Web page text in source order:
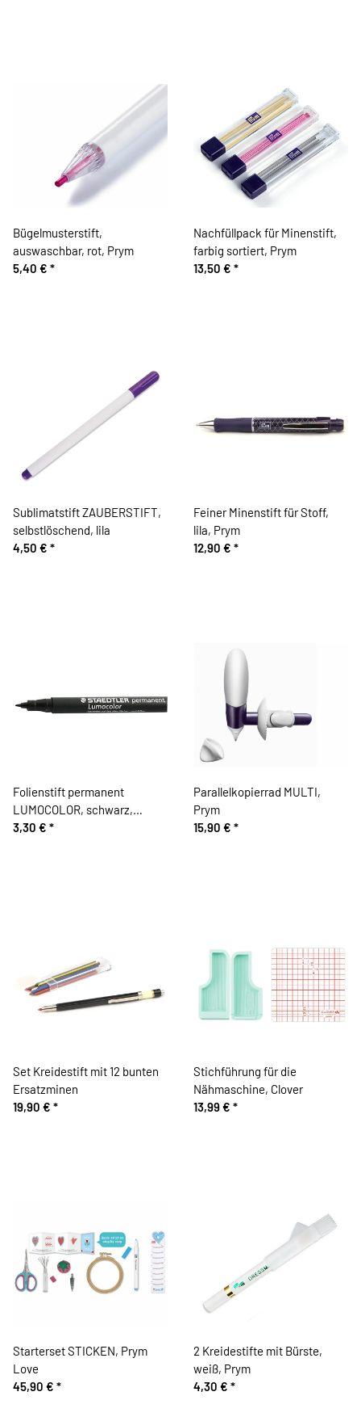
Bügelmusterstift,
auswaschbar, rot, Prym
5,40 € *
Nachfüllpack für Minenstift,
farbig sortiert, Prym
13,50 € *
Sublimatstift ZAUBERSTIFT,
selbstlöschend, lila
4,50 € *
Feiner Minenstift für Stoff,
lila, Prym
12,90 € *
Folienstift permanent
LUMOCOLOR, schwarz,
Staedtler
3,30 € *
Parallelkopierrad MULTI,
Prym
15,90 € *
Set Kreidestift mit 12 bunten
Ersatzminen
19,90 € *
Stichführung für die
Nähmaschine, Clover
13,99 € *
Starterset STICKEN, Prym
Love
45,90 € *
2 Kreidestifte mit Bürste,
weiß, Prym
4,30 € *